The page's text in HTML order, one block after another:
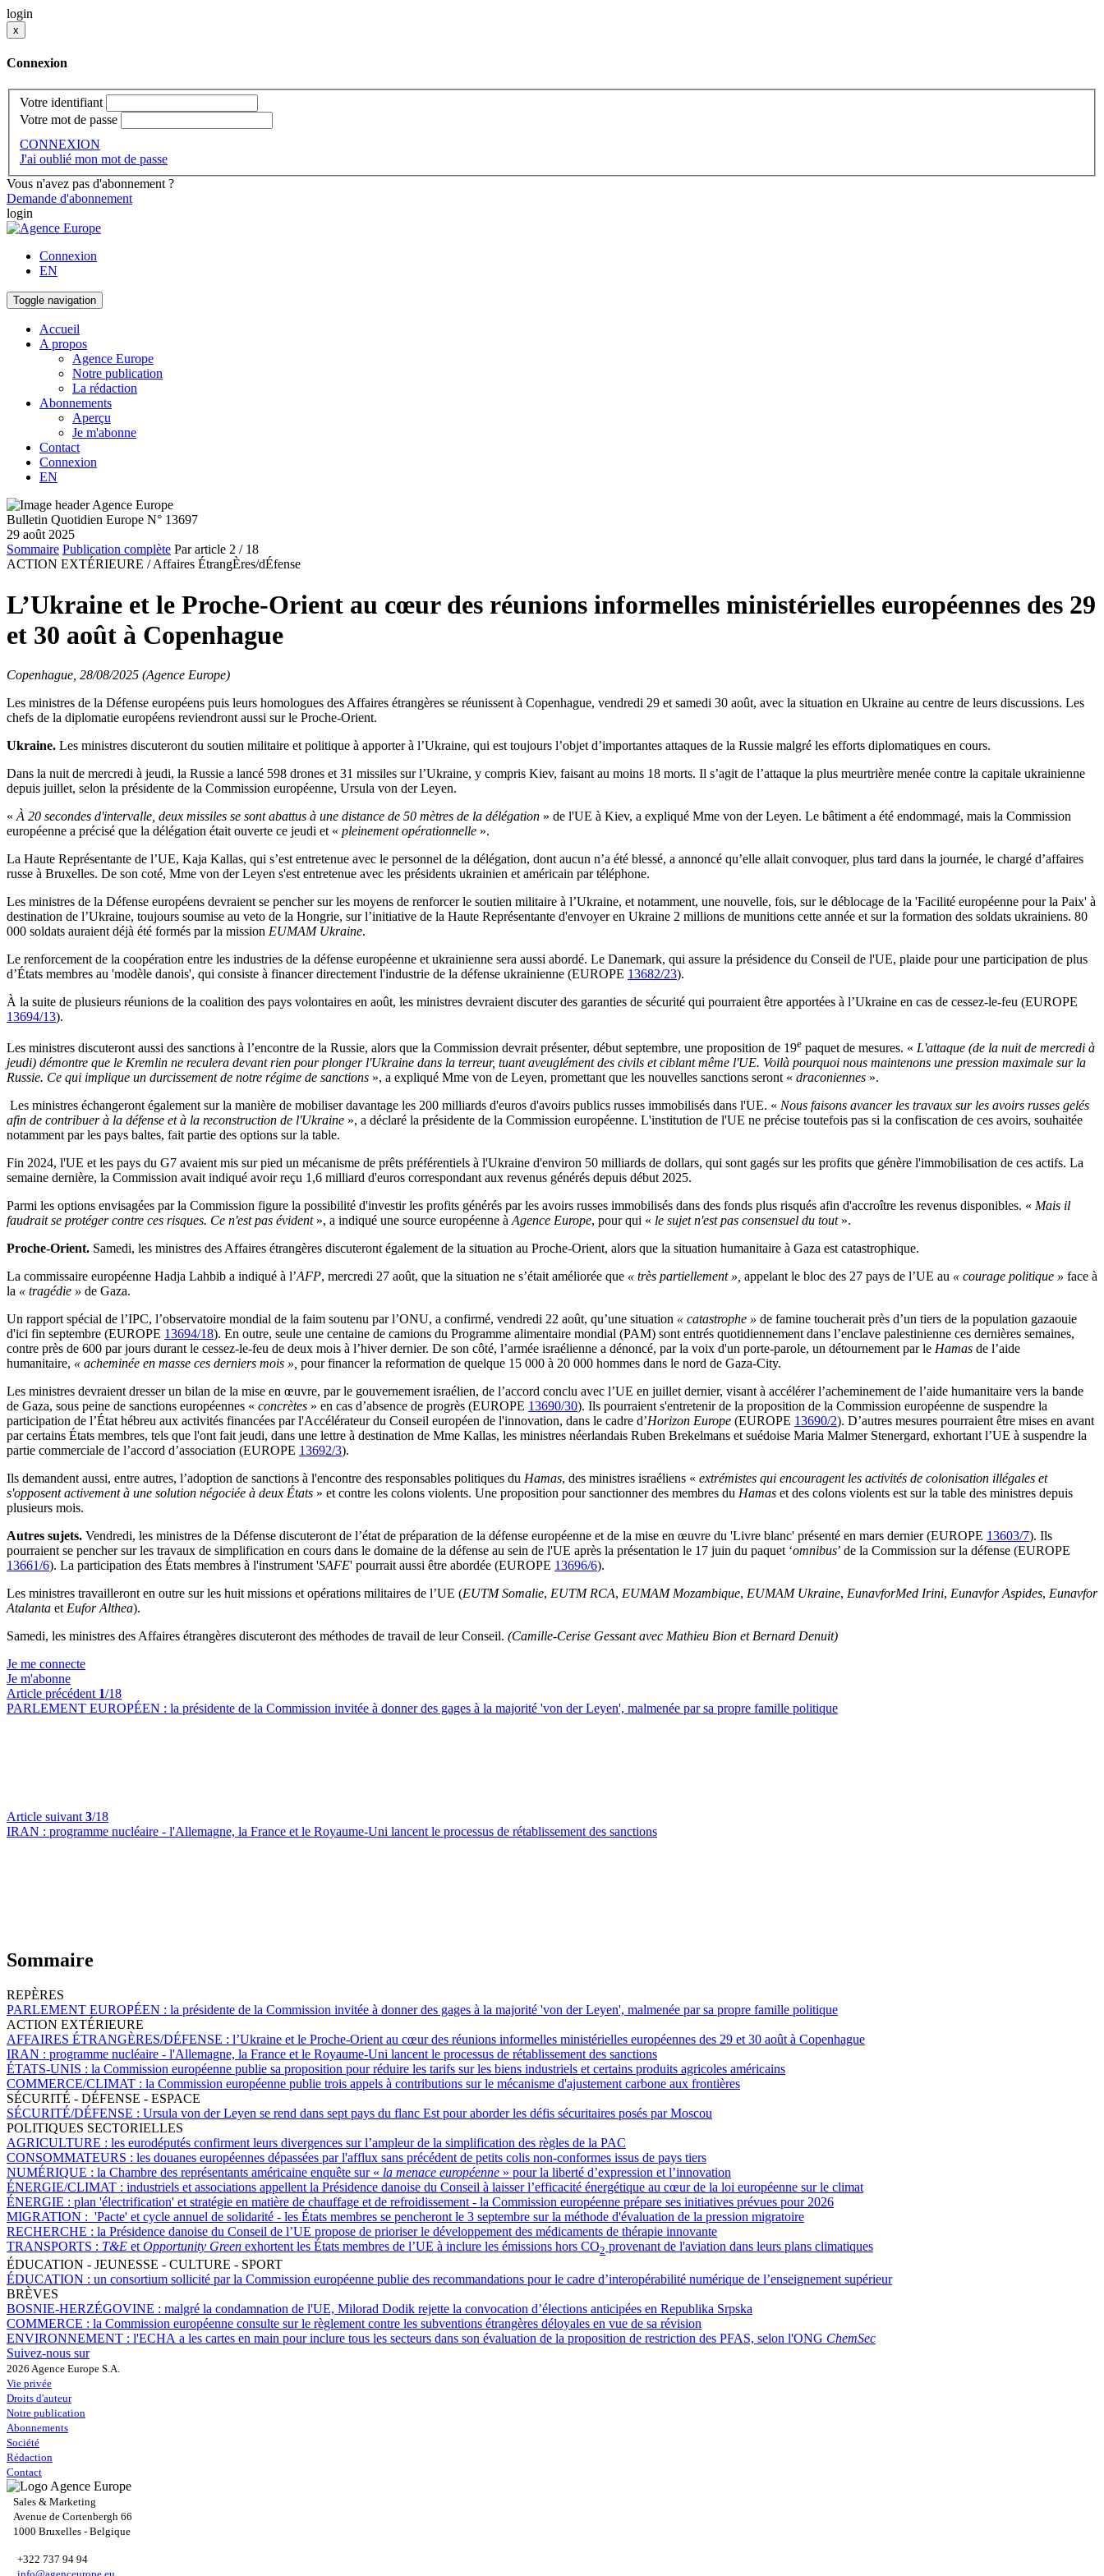
login
x
Connexion
Votre identifiant
Votre mot de passe
CONNEXION
J'ai oublié mon mot de passe
Vous n'avez pas d'abonnement ?
Demande d'abonnement
login
Connexion
EN
Toggle navigation
Accueil
A propos
Agence Europe
Notre publication
La rédaction
Abonnements
Aperçu
Je m'abonne
Contact
Connexion
EN
Bulletin Quotidien Europe N° 13697
29 août 2025
Sommaire Publication complète Par article 2 / 18
ACTION EXTÉRIEURE / Affaires ÉtrangÈres/dÉfense
L’Ukraine et le Proche-Orient au cœur des réunions informelles ministérielles européennes des 29
et 30 août à Copenhague
Copenhague, 28/08/2025 (Agence Europe)
Les ministres de la Défense européens puis leurs homologues des Affaires étrangères se réunissent à Copenhague, vendredi 29 et samedi 30 août, avec la situation en Ukraine au centre de leurs discussions. Les
chefs de la diplomatie européens reviendront aussi sur le Proche-Orient.
Ukraine. Les ministres discuteront du soutien militaire et politique à apporter à l’Ukraine, qui est toujours l’objet d’importantes attaques de la Russie malgré les efforts diplomatiques en cours.
Dans la nuit de mercredi à jeudi, la Russie a lancé 598 drones et 31 missiles sur l’Ukraine, y compris Kiev, faisant au moins 18 morts. Il s’agit de l’attaque la plus meurtrière menée contre la capitale ukrainienne
depuis juillet, selon la présidente de la Commission européenne, Ursula von der Leyen.
« À 20 secondes d'intervalle, deux missiles se sont abattus à une distance de 50 mètres de la délégation » de l'UE à Kiev, a expliqué Mme von der Leyen. Le bâtiment a été endommagé, mais la Commission
européenne a précisé que la délégation était ouverte ce jeudi et « pleinement opérationnelle ».
La Haute Représentante de l’UE, Kaja Kallas, qui s’est entretenue avec le personnel de la délégation, dont aucun n’a été blessé, a annoncé qu’elle allait convoquer, plus tard dans la journée, le chargé d’affaires
russe à Bruxelles. De son coté, Mme von der Leyen s'est entretenue avec les présidents ukrainien et américain par téléphone.
Les ministres de la Défense européens devraient se pencher sur les moyens de renforcer le soutien militaire à l’Ukraine, et notamment, une nouvelle, fois, sur le déblocage de la 'Facilité européenne pour la Paix' à
destination de l’Ukraine, toujours soumise au veto de la Hongrie, sur l’initiative de la Haute Représentante d'envoyer en Ukraine 2 millions de munitions cette année et sur la formation des soldats ukrainiens. 80
000 soldats auraient déjà été formés par la mission EUMAM Ukraine.
Le renforcement de la coopération entre les industries de la défense européenne et ukrainienne sera aussi abordé. Le Danemark, qui assure la présidence du Conseil de l'UE, plaide pour une participation de plus
d’États membres au 'modèle danois', qui consiste à financer directement l'industrie de la défense ukrainienne (EUROPE 13682/23).
À la suite de plusieurs réunions de la coalition des pays volontaires en août, les ministres devraient discuter des garanties de sécurité qui pourraient être apportées à l’Ukraine en cas de cessez-le-feu (EUROPE
13694/13).
Les ministres discuteront aussi des sanctions à l’encontre de la Russie, alors que la Commission devrait présenter, début septembre, une proposition de 19e paquet de mesures. « L'attaque (de la nuit de mercredi à
jeudi) démontre que le Kremlin ne reculera devant rien pour plonger l'Ukraine dans la terreur, tuant aveuglément des civils et ciblant même l'UE. Voilà pourquoi nous maintenons une pression maximale sur la
Russie. Ce qui implique un durcissement de notre régime de sanctions », a expliqué Mme von de Leyen, promettant que les nouvelles sanctions seront « draconiennes ».
Les ministres échangeront également sur la manière de mobiliser davantage les 200 milliards d'euros d'avoirs publics russes immobilisés dans l'UE. « Nous faisons avancer les travaux sur les avoirs russes gelés
afin de contribuer à la défense et à la reconstruction de l'Ukraine », a déclaré la présidente de la Commission européenne. L'institution de l'UE ne précise toutefois pas si la confiscation de ces avoirs, souhaitée
notamment par les pays baltes, fait partie des options sur la table.
Fin 2024, l'UE et les pays du G7 avaient mis sur pied un mécanisme de prêts préférentiels à l'Ukraine d'environ 50 milliards de dollars, qui sont gagés sur les profits que génère l'immobilisation de ces actifs. La
semaine dernière, la Commission avait indiqué avoir reçu 1,6 milliard d'euros correspondant aux revenus générés depuis début 2025.
Parmi les options envisagées par la Commission figure la possibilité d'investir les profits générés par les avoirs russes immobilisés dans des fonds plus risqués afin d'accroître les revenus disponibles. « Mais il
faudrait se protéger contre ces risques. Ce n'est pas évident », a indiqué une source européenne à Agence Europe, pour qui « le sujet n'est pas consensuel du tout ».
Proche-Orient. Samedi, les ministres des Affaires étrangères discuteront également de la situation au Proche-Orient, alors que la situation humanitaire à Gaza est catastrophique.
La commissaire européenne Hadja Lahbib a indiqué à l’AFP, mercredi 27 août, que la situation ne s’était améliorée que « très partiellement », appelant le bloc des 27 pays de l’UE au « courage politique » face à
la « tragédie » de Gaza.
Un rapport spécial de l’IPC, l’observatoire mondial de la faim soutenu par l’ONU, a confirmé, vendredi 22 août, qu’une situation « catastrophe » de famine toucherait près d’un tiers de la population gazaouie
d'ici fin septembre (EUROPE 13694/18). En outre, seule une centaine de camions du Programme alimentaire mondial (PAM) sont entrés quotidiennement dans l’enclave palestinienne ces dernières semaines,
contre près de 600 par jours durant le cessez-le-feu de deux mois à l’hiver dernier. De son côté, l’armée israélienne a dénoncé, par la voix d'un porte-parole, un détournement par le Hamas de l’aide
humanitaire, « acheminée en masse ces derniers mois », pour financer la reformation de quelque 15 000 à 20 000 hommes dans le nord de Gaza-City.
Les ministres devraient dresser un bilan de la mise en œuvre, par le gouvernement israélien, de l’accord conclu avec l’UE en juillet dernier, visant à accélérer l’acheminement de l’aide humanitaire vers la bande
de Gaza, sous peine de sanctions européennes « concrètes » en cas d’absence de progrès (EUROPE 13690/30). Ils pourraient s'entretenir de la proposition de la Commission européenne de suspendre la
participation de l’État hébreu aux activités financées par l'Accélérateur du Conseil européen de l'innovation, dans le cadre d’Horizon Europe (EUROPE 13690/2). D’autres mesures pourraient être mises en avant
par certains États membres, tels que l'ont fait jeudi, dans une lettre à destination de Mme Kallas, les ministres néerlandais Ruben Brekelmans et suédoise Maria Malmer Stenergard, exhortant l’UE à suspendre la
partie commerciale de l’accord d’association (EUROPE 13692/3).
Ils demandent aussi, entre autres, l’adoption de sanctions à l'encontre des responsables politiques du Hamas, des ministres israéliens « extrémistes qui encouragent les activités de colonisation illégales et
s'opposent activement à une solution négociée à deux États » et contre les colons violents. Une proposition pour sanctionner des membres du Hamas et des colons violents est sur la table des ministres depuis
plusieurs mois.
Autres sujets. Vendredi, les ministres de la Défense discuteront de l’état de préparation de la défense européenne et de la mise en œuvre du 'Livre blanc' présenté en mars dernier (EUROPE 13603/7). Ils
pourraient se pencher sur les travaux de simplification en cours dans le domaine de la défense au sein de l'UE après la présentation le 17 juin du paquet ‘omnibus’ de la Commission sur la défense (EUROPE
13661/6). La participation des États membres à l'instrument 'SAFE' pourrait aussi être abordée (EUROPE 13696/6).
Les ministres travailleront en outre sur les huit missions et opérations militaires de l’UE (EUTM Somalie, EUTM RCA, EUMAM Mozambique, EUMAM Ukraine, EunavforMed Irini, Eunavfor Aspides, Eunavfor
Atalanta et Eufor Althea).
Samedi, les ministres des Affaires étrangères discuteront des méthodes de travail de leur Conseil. (Camille-Cerise Gessant avec Mathieu Bion et Bernard Denuit)
Je me connecte
Je m'abonne
Article précédent 1/18
PARLEMENT EUROPÉEN : la présidente de la Commission invitée à donner des gages à la majorité 'von der Leyen', malmenée par sa propre famille politique
Article suivant 3/18
IRAN : programme nucléaire - l'Allemagne, la France et le Royaume-Uni lancent le processus de rétablissement des sanctions
Sommaire
REPÈRES
PARLEMENT EUROPÉEN : la présidente de la Commission invitée à donner des gages à la majorité 'von der Leyen', malmenée par sa propre famille politique
ACTION EXTÉRIEURE
AFFAIRES ÉTRANGÈRES/DÉFENSE : l’Ukraine et le Proche-Orient au cœur des réunions informelles ministérielles européennes des 29 et 30 août à Copenhague
IRAN : programme nucléaire - l'Allemagne, la France et le Royaume-Uni lancent le processus de rétablissement des sanctions
ÉTATS-UNIS : la Commission européenne publie sa proposition pour réduire les tarifs sur les biens industriels et certains produits agricoles américains
COMMERCE/CLIMAT : la Commission européenne publie trois appels à contributions sur le mécanisme d'ajustement carbone aux frontières
SÉCURITÉ - DÉFENSE - ESPACE
SÉCURITÉ/DÉFENSE : Ursula von der Leyen se rend dans sept pays du flanc Est pour aborder les défis sécuritaires posés par Moscou
POLITIQUES SECTORIELLES
AGRICULTURE : les eurodéputés confirment leurs divergences sur l’ampleur de la simplification des règles de la PAC
CONSOMMATEURS : les douanes européennes dépassées par l'afflux sans précédent de petits colis non-conformes issus de pays tiers
NUMÉRIQUE : la Chambre des représentants américaine enquête sur « la menace européenne » pour la liberté d’expression et l’innovation
ÉNERGIE/CLIMAT : industriels et associations appellent la Présidence danoise du Conseil à laisser l’efficacité énergétique au cœur de la loi européenne sur le climat
ÉNERGIE : plan 'électrification' et stratégie en matière de chauffage et de refroidissement - la Commission européenne prépare ses initiatives prévues pour 2026
MIGRATION : 'Pacte' et cycle annuel de solidarité - les États membres se pencheront le 3 septembre sur la méthode d'évaluation de la pression migratoire
RECHERCHE : la Présidence danoise du Conseil de l’UE propose de prioriser le développement des médicaments de thérapie innovante
TRANSPORTS : T&E et Opportunity Green exhortent les États membres de l’UE à inclure les émissions hors CO2 provenant de l'aviation dans leurs plans climatiques
ÉDUCATION - JEUNESSE - CULTURE - SPORT
ÉDUCATION : un consortium sollicité par la Commission européenne publie des recommandations pour le cadre d’interopérabilité numérique de l’enseignement supérieur
BRÈVES
BOSNIE-HERZÉGOVINE : malgré la condamnation de l'UE, Milorad Dodik rejette la convocation d’élections anticipées en Republika Srpska
COMMERCE : la Commission européenne consulte sur le règlement contre les subventions étrangères déloyales en vue de sa révision
ENVIRONNEMENT : l'ECHA a les cartes en main pour inclure tous les secteurs dans son évaluation de la proposition de restriction des PFAS, selon l'ONG ChemSec
Suivez-nous sur
2026 Agence Europe S.A.
Vie privée
Droits d'auteur
Notre publication
Abonnements
Société
Rédaction
Contact
Sales & Marketing
Avenue de Cortenbergh 66
1000 Bruxelles - Belgique
+322 737 94 94